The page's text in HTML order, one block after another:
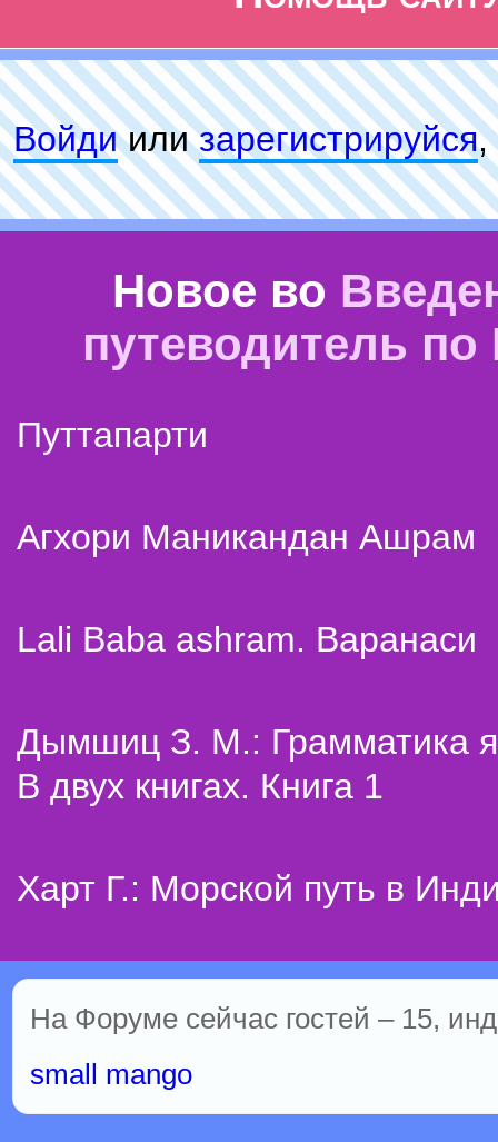
Войдиилизарeгиcтpируйся,
Новое во
путеводитель
Путтапарти
Агхори Маникандан Ашрам
Lali Baba ashram. Варанаси
Дымшиц З. М.: Грамматика
В двух книгах. Книга 1
Харт Г.: Морской путь в
На Форуме сейчас гостей – 15,
small mango